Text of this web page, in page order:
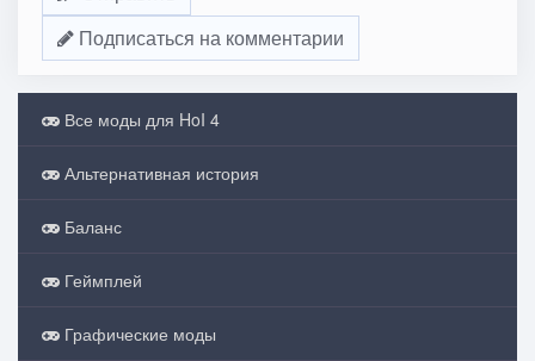
Подписаться на комментарии
Все моды для HoI 4
Альтернативная история
Баланс
Геймплей
Графические моды